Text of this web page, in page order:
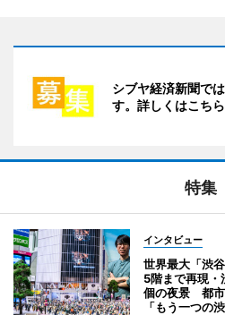
シブヤ経済新聞で
す。詳しくはこちら
特集
インタビュー
世界最大「渋
5階まで再現
個の夜景 都市
「もう一つの渋